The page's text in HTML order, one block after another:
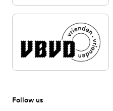
Follow us